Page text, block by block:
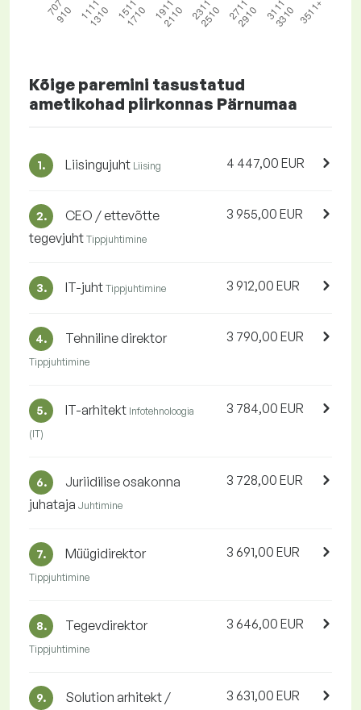
Kõige paremini tasustatud
ametikohad piirkonnas Pärnumaa
1. Liisingujuht Liising 4 447,00 EUR
2.
CEO / ettevõtte
tegevjuht Tippjuhtimine
3 955,00 EUR
3. IT-juht Tippjuhtimine 3 912,00 EUR
4. Tehniline direktor
Tippjuhtimine
3 790,00 EUR
5. IT-arhitekt Infotehnoloogia
(IT)
3 784,00 EUR
6.
Juriidilise osakonna
juhataja Juhtimine
3 728,00 EUR
7. Müügidirektor
Tippjuhtimine
3 691,00 EUR
8. Tegevdirektor
Tippjuhtimine
3 646,00 EUR
9.
Solution arhitekt /
3 631,00 EUR